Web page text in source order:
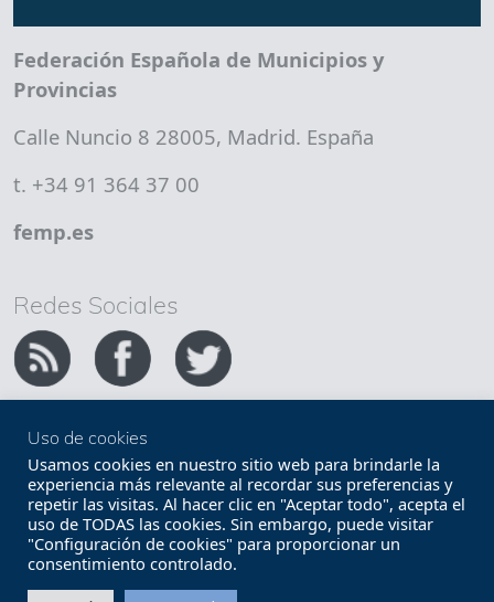
Federación Española de Municipios y
Provincias
Calle Nuncio 8 28005, Madrid. España
t. +34 91 364 37 00
femp.es
Redes Sociales
Copyright FEMP
Accesibilidad
Términos legales
Política de privacidad
Términos y condiciones de uso
Uso de cookies
Usamos cookies en nuestro sitio web para brindarle la
experiencia más relevante al recordar sus preferencias y
repetir las visitas. Al hacer clic en "Aceptar todo", acepta el
uso de TODAS las cookies. Sin embargo, puede visitar
"Configuración de cookies" para proporcionar un
consentimiento controlado.